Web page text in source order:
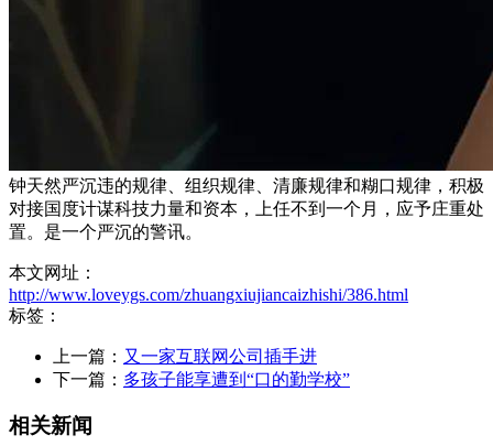
钟天然严沉违的规律、组织规律、清廉规律和糊口规律，积极
对接国度计谋科技力量和资本，上任不到一个月，应予庄重处
置。是一个严沉的警讯。
本文网址：
http://www.loveygs.com/zhuangxiujiancaizhishi/386.html
标签：
上一篇： 又一家互联网公司插手进
下一篇： 多孩子能享遭到“口的勤学校”
相关新闻